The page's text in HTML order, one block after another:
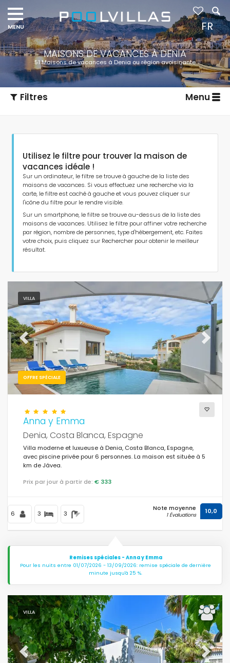
MAISONS DE VACANCES À DENIA
51 Maisons de vacances à Denia ou région avoisinante
Filtres Menu
Type d'hébergement
Personnes
Salles de bains
Services populaires
Conditions
Optionnel
Services
Vues
Utilisez le filtre pour trouver la maison de
vacances idéale !
Sur un ordinateur, le filtre se trouve à gauche de la liste des
maisons de vacances. Si vous effectuez une recherche via la
carte, le filtre est caché à gauche et vous pouvez cliquer sur
l'icône du filtre pour le rendre visible.
Sur un smartphone, le filtre se trouve au-dessus de la liste des
maisons de vacances. Utilisez le filtre pour affiner votre recherche
par région, nombre de personnes, type d'hébergement, etc. Faites
votre choix, puis cliquez sur Rechercher pour obtenir le meilleur
résultat.
VILLA
OFFRE SPÉCIALE
Previous Next
Anna y Emma
Denia, Costa Blanca, Espagne
Villa moderne et luxueuse à Denia, Costa Blanca, Espagne,
avec piscine privée pour 6 personnes. La maison est située à 5
km de Jávea.
Prix par jour à partir de: € 333
6 3 3
Note moyenne
1 Évaluations 10,0
Remises spéciales - Anna y Emma
Pour les nuits entre 01/07/2026 - 13/09/2026: remise spéciale de dernière
minute jusqu'à 25 %.
VILLA
Previous Next
FR